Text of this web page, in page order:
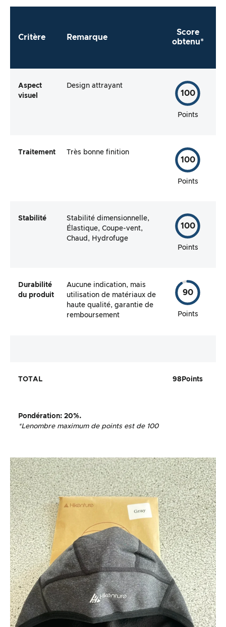
Critère Remarque
Score
obtenu*
Aspect
visuel
Design attrayant
100
Points
Traitement Très bonne finition
100
Points
Stabilité
Stabilité dimensionnelle,
Élastique, Coupe-vent,
Chaud, Hydrofuge
100
Points
Durabilité
du produit
Aucune indication, mais
utilisation de matériaux de
haute qualité, garantie de
remboursement
90
Points
TOTAL 98 Points
Pondération: 20%.
*Lenombre maximum de points est de 100